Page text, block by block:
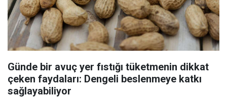
Günde bir avuç yer fıstığı tüketmenin dikkat
çeken faydaları: Dengeli beslenmeye katkı
sağlayabiliyor